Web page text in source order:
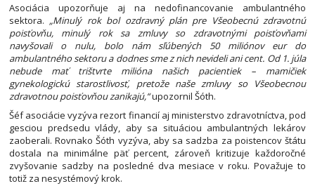
Asociácia upozorňuje aj na nedofinancovanie ambulantného
sektora. „Minulý rok bol ozdravný plán pre Všeobecnú zdravotnú
poisťovňu, minulý rok sa zmluvy so zdravotnými poisťovňami
navyšovali o nulu, bolo nám sľúbených 50 miliónov eur do
ambulantného sektoru a dodnes sme z nich nevideli ani cent. Od 1. júla
nebude mať trištvrte milióna našich pacientiek – mamičiek
gynekologickú starostlivosť, pretože naše zmluvy so Všeobecnou
zdravotnou poisťovňou zanikajú,“upozornil Šóth.
Šéf asociácie vyzýva rezort financií aj ministerstvo zdravotníctva, pod
gesciou predsedu vlády, aby sa situáciou ambulantných lekárov
zaoberali. Rovnako Šóth vyzýva, aby sa sadzba za poistencov štátu
dostala na minimálne päť percent, zároveň kritizuje každoročné
zvyšovanie sadzby na posledné dva mesiace v roku. Považuje to
totiž za nesystémový krok.